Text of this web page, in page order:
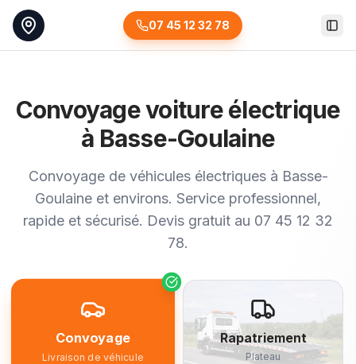
07 45 12 32 78
Convoyage voiture électrique
à Basse-Goulaine
Convoyage de véhicules électriques à Basse-
Goulaine et environs. Service professionnel,
rapide et sécurisé. Devis gratuit au 07 45 12 32
78.
Convoyage
Livraison de véhicule
Rapatriement
Plateau